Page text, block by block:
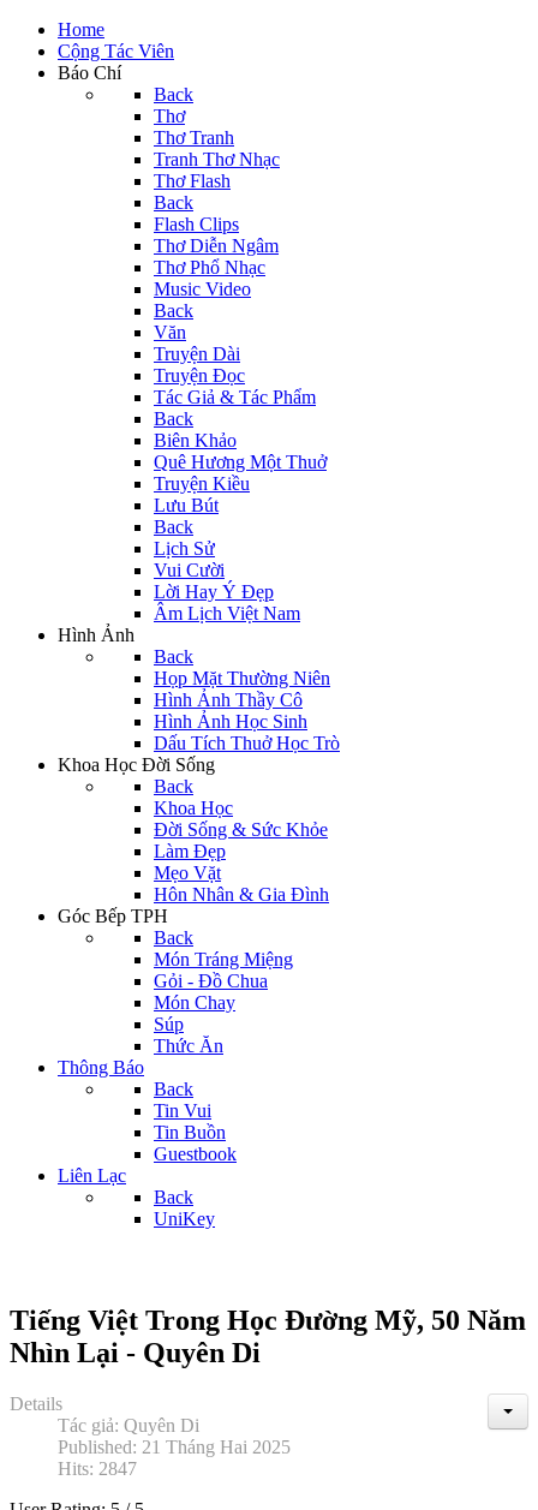
Home
Cộng Tác Viên
Báo Chí
Back
Thơ
Thơ Tranh
Tranh Thơ Nhạc
Thơ Flash
Back
Flash Clips
Thơ Diễn Ngâm
Thơ Phổ Nhạc
Music Video
Back
Văn
Truyện Dài
Truyện Đọc
Tác Giả & Tác Phẩm
Back
Biên Khảo
Quê Hương Một Thuở
Truyện Kiều
Lưu Bút
Back
Lịch Sử
Vui Cười
Lời Hay Ý Đẹp
Âm Lịch Việt Nam
Hình Ảnh
Back
Họp Mặt Thường Niên
Hình Ảnh Thầy Cô
Hình Ảnh Học Sinh
Dấu Tích Thuở Học Trò
Khoa Học Đời Sống
Back
Khoa Học
Đời Sống & Sức Khỏe
Làm Đẹp
Mẹo Vặt
Hôn Nhân & Gia Đình
Góc Bếp TPH
Back
Món Tráng Miệng
Gỏi - Đồ Chua
Món Chay
Súp
Thức Ăn
Thông Báo
Back
Tin Vui
Tin Buồn
Guestbook
Liên Lạc
Back
UniKey
Tiếng Việt Trong Học Đường Mỹ, 50 Năm
Nhìn Lại - Quyên Di
Details
Tác giả: Quyên Di
Published: 21 Tháng Hai 2025
Hits: 2847